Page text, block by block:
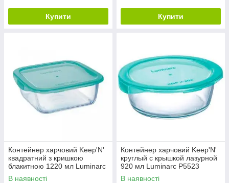
Купити Купити
Контейнер харчовий Keep'N'
квадратний з кришкою
блакитною 1220 мл Luminarc
P5520
В наявності
Контейнер харчовий Keep'N'
круглый с крышкой лазурной
920 мл Luminarc P5523
В наявності